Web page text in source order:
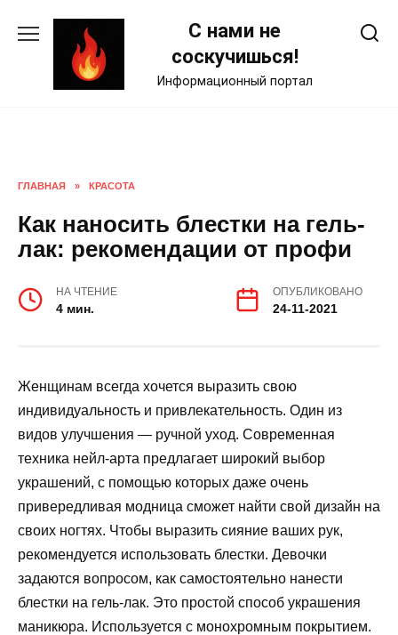
С нами не
соскучишься!
Информационный портал
ГЛАВНАЯ » КРАСОТА
Как наносить блестки на гель-
лак: рекомендации от профи
НА ЧТЕНИЕ
4 мин.
ОПУБЛИКОВАНО
24-11-2021
Женщинам всегда хочется выразить свою
индивидуальность и привлекательность. Один из
видов улучшения — ручной уход. Современная
техника нейл-арта предлагает широкий выбор
украшений, с помощью которых даже очень
привередливая модница сможет найти свой дизайн на
своих ногтях. Чтобы выразить сияние ваших рук,
рекомендуется использовать блестки. Девочки
задаются вопросом, как самостоятельно нанести
блестки на гель-лак. Это простой способ украшения
маникюра. Используется с монохромным покрытием.